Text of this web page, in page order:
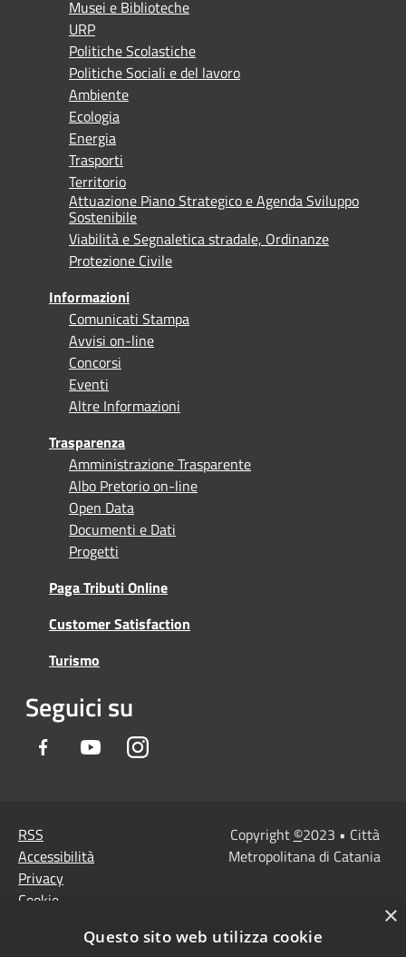
Musei e Biblioteche
URP
Politiche Scolastiche
Politiche Sociali e del lavoro
Ambiente
Ecologia
Energia
Trasporti
Territorio
Attuazione Piano Strategico e Agenda Sviluppo
Sostenibile
Viabilità e Segnaletica stradale, Ordinanze
Protezione Civile
Informazioni
Comunicati Stampa
Avvisi on-line
Concorsi
Eventi
Altre Informazioni
Trasparenza
Amministrazione Trasparente
Albo Pretorio on-line
Open Data
Documenti e Dati
Progetti
Paga Tributi Online
Customer Satisfaction
Turismo
Seguici su
Facebook YoutubeInstagram
RSS
Accessibilità
Privacy
Cookie
Note Legali
Copyright ©2023 • Città
Metropolitana di Catania
×
Questo sito web utilizza cookie